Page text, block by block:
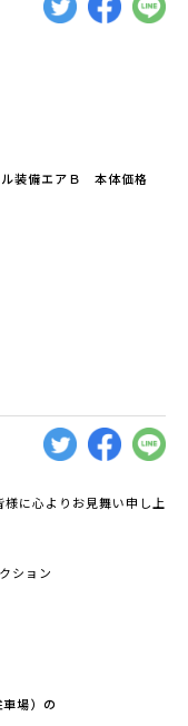
装備エアＢ 本体価格
に心よりお見舞い申し上
ション
場）の